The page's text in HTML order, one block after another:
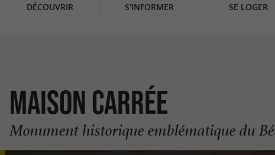
DÉCOUVRIR S'INFORMER SE LOGER
Maison Carrée
Monument historique emblématique du